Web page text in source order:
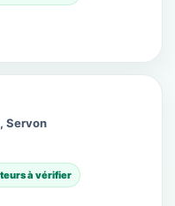
Servon
à vérifier